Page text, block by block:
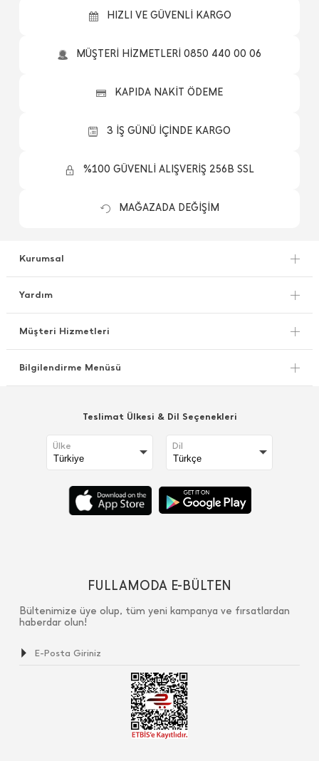
HIZLI VE GÜVENLİ KARGO
MÜŞTERİ HİZMETLERİ 0850 440 00 06
KAPIDA NAKİT ÖDEME
3 İŞ GÜNÜ İÇİNDE KARGO
%100 GÜVENLİ ALIŞVERİŞ 256B SSL
MAĞAZADA DEĞİŞİM
Kurumsal
Yardım
Müşteri Hizmetleri
Bilgilendirme Menüsü
Teslimat Ülkesi & Dil Seçenekleri
Ülke Dil
FULLAMODA E-BÜLTEN
Bültenimize üye olup, tüm yeni kampanya ve fırsatlardan
haberdar olun!